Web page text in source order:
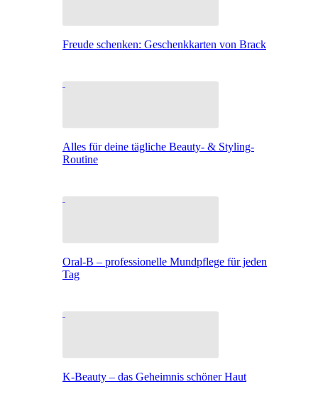
Freude schenken: Geschenkkarten von Brack
Alles für deine tägliche Beauty- & Styling-
Routine
Oral-B – professionelle Mundpflege für jeden
Tag
K-Beauty – das Geheimnis schöner Haut